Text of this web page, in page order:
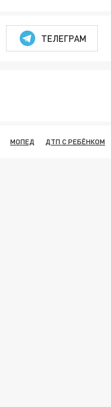
ТЕЛЕГРАМ
МОПЕД ДТП С РЕБЁНКОМ